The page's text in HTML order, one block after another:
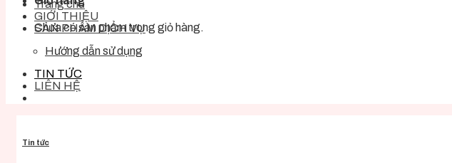
Chưa có sản phẩm trong giỏ hàng.
Trang chủ
GIỚI THIỆU
SẢN PHẨM DỊCH VỤ
Hướng dẫn sử dụng
TIN TỨC
LIÊN HỆ
Tin tức